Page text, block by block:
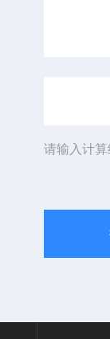
请输入计